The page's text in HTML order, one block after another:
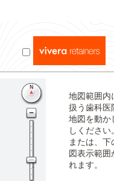
地図範囲内
扱う歯科医
地図を動か
しください
または、
図表示範囲
れます。